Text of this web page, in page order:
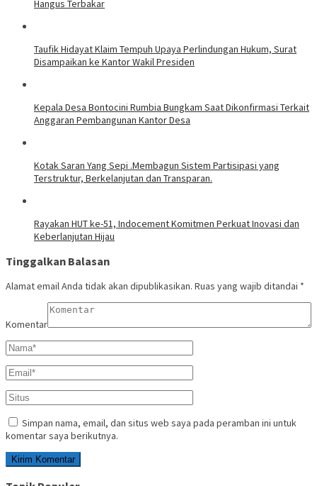
Hangus Terbakar
Taufik Hidayat Klaim Tempuh Upaya Perlindungan Hukum, Surat
Disampaikan ke Kantor Wakil Presiden
Kepala Desa Bontocini Rumbia Bungkam Saat Dikonfirmasi Terkait
Anggaran Pembangunan Kantor Desa
Kotak Saran Yang Sepi .Membagun Sistem Partisipasi yang
Terstruktur, Berkelanjutan dan Transparan.
Rayakan HUT ke-51, Indocement Komitmen Perkuat Inovasi dan
Keberlanjutan Hijau
Tinggalkan Balasan
Alamat email Anda tidak akan dipublikasikan. Ruas yang wajib ditandai *
Komentar
Simpan nama, email, dan situs web saya pada peramban ini untuk
komentar saya berikutnya.